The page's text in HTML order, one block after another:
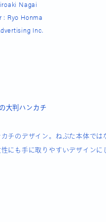
Nagai
: Ryo Honma
Inc.
大判ハンカチ
チのデザイン。ねぶた本体では
にも手に取りやすいデザインに